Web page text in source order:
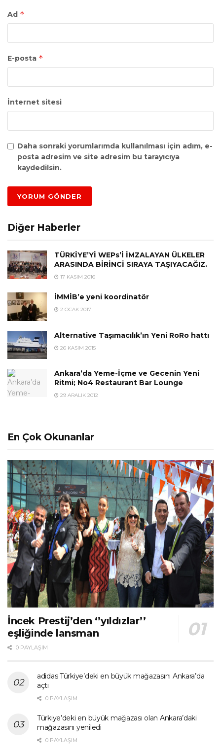
Ad *
E-posta *
İnternet sitesi
Daha sonraki yorumlarımda kullanılması için adım, e-
posta adresim ve site adresim bu tarayıcıya
kaydedilsin.
Diğer Haberler
TÜRKİYE’Yİ WEPs’İ İMZALAYAN ÜLKELER
ARASINDA BİRİNCİ SIRAYA TAŞIYACAĞIZ.
17 KASIM 2016
İMMİB’e yeni koordinatör
2 OCAK 2017
Alternative Taşımacılık’ın Yeni RoRo hattı
26 KASIM 2015
Ankara’da Yeme-İçme ve Gecenin Yeni
Ritmi; No4 Restaurant Bar Lounge
29 ARALIK 2012
En Çok Okunanlar
İncek Prestij’den ‘’yıldızlar’’
eşliğinde lansman
0 PAYLAŞIM
adidas Türkiye’deki en büyük mağazasını Ankara’da
açtı
0 PAYLAŞIM
Türkiye’deki en büyük mağazası olan Ankara’daki
mağazasını yeniledi
0 PAYLAŞIM